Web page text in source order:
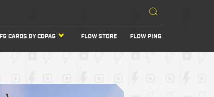
FG CARDS BY COPAG FLOW STORE FLOW PING